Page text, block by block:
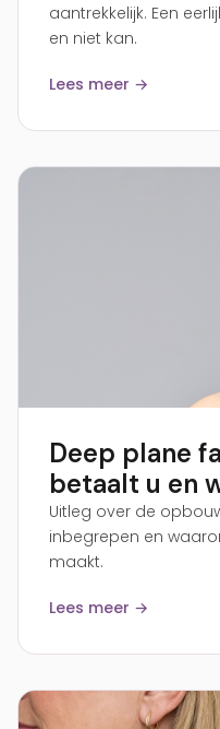
aantrekkelijk. Een
en niet kan.
Lees meer →
Deep plane
betaalt u en
Uitleg over de
inbegrepen en
maakt.
Lees meer →